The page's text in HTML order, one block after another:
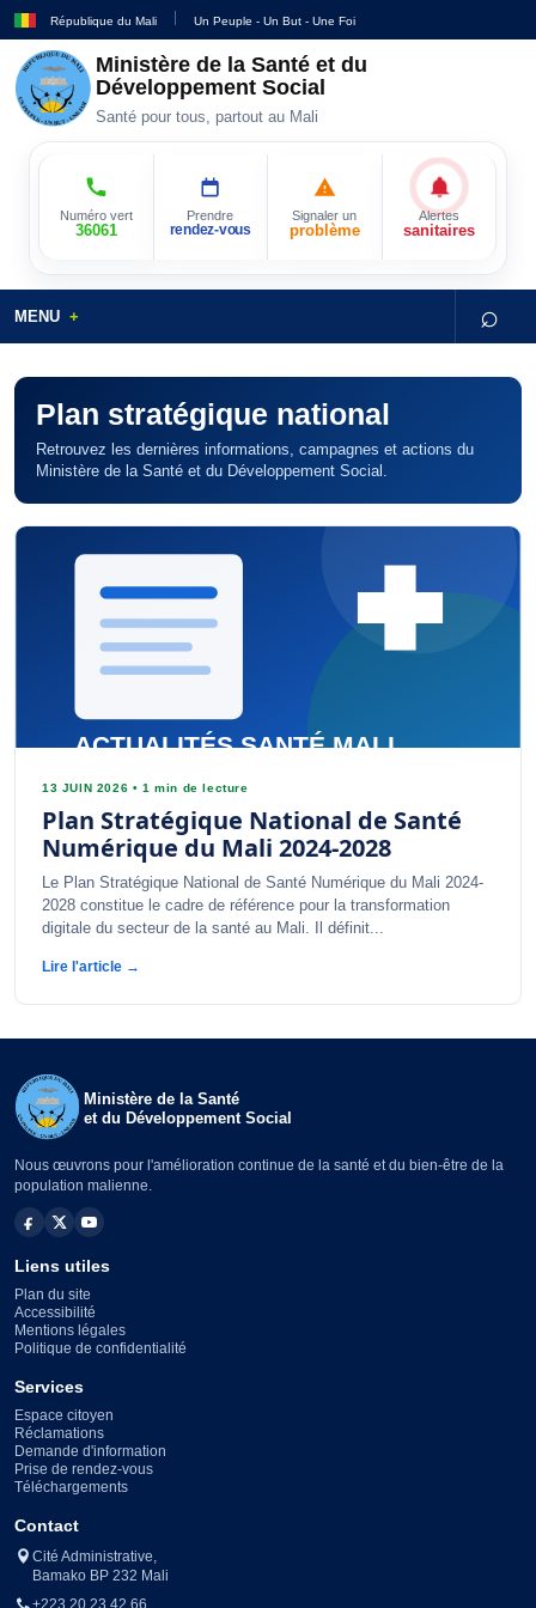
République du Mali Un Peuple - Un But - Une Foi
Ministère de la Santé et du
Développement Social
Santé pour tous, partout au Mali
Numéro vert
36061
Prendre
rendez-vous
Signaler un
problème
Alertes
sanitaires
MENU ⌕
Plan stratégique national
Retrouvez les dernières informations, campagnes et actions du
Ministère de la Santé et du Développement Social.
13 JUIN 2026 •1 min de lecture
Plan Stratégique National de Santé
Numérique du Mali 2024-2028
Le Plan Stratégique National de Santé Numérique du Mali 2024-
2028 constitue le cadre de référence pour la transformation
digitale du secteur de la santé au Mali. Il définit...
Lire l'article →
Ministère de la Santé
et du Développement Social
Nous œuvrons pour l'amélioration continue de la santé et du bien-être de la
population malienne.
Liens utiles
Plan du site
Accessibilité
Mentions légales
Politique de confidentialité
Services
Espace citoyen
Réclamations
Demande d'information
Prise de rendez-vous
Téléchargements
Contact
Cité Administrative,
Bamako BP 232 Mali
+223 20 23 42 66